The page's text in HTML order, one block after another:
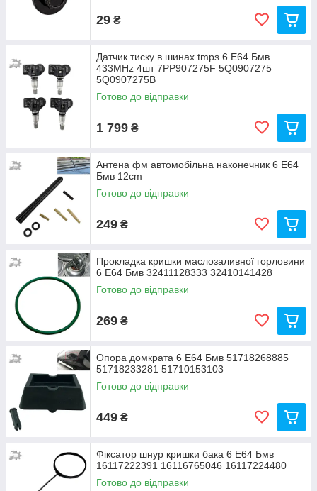
29 ₴
Датчик тиску в шинах tmps 6 Е64 Бмв
433MHz 4шт 7PP907275F 5Q0907275
5Q0907275B
Готово до відправки
1 799 ₴
Антена фм автомобільна наконечник 6 Е64
Бмв 12cm
Готово до відправки
249 ₴
Прокладка кришки маслозаливної горловини
6 Е64 Бмв 32411128333 32410141428
Готово до відправки
269 ₴
Опора домкрата 6 Е64 Бмв 51718268885
51718233281 51710153103
Готово до відправки
449 ₴
Фіксатор шнур кришки бака 6 Е64 Бмв
16117222391 16116765046 16117224480
Готово до відправки